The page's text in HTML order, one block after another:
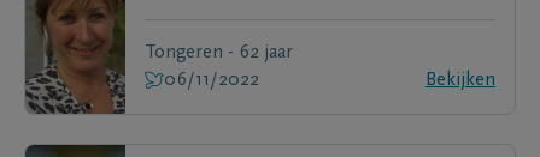
Tongeren - 62 jaar
06/11/2022
Bekijken